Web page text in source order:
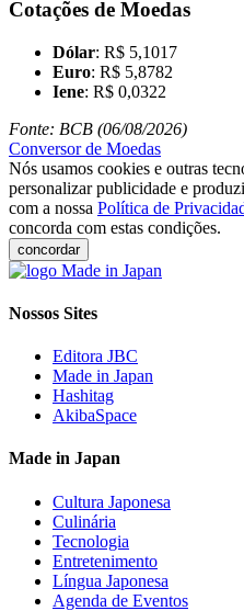
Cotações de Moedas
Dólar: R$ 5,1017
Euro: R$ 5,8782
Iene: R$ 0,0322
Fonte: BCB (06/08/2026)
Conversor de Moedas
Nós usamos cookies e outras
personalizar publicidade e
com a nossa Política de
concorda com estas condições.
concordar
Nossos Sites
Editora JBC
Made in Japan
Hashitag
AkibaSpace
Made in Japan
Cultura Japonesa
Culinária
Tecnologia
Entretenimento
Língua Japonesa
Agenda de Eventos